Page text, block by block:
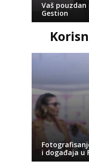
Vaš pouzdan
Gestion
i događaja u